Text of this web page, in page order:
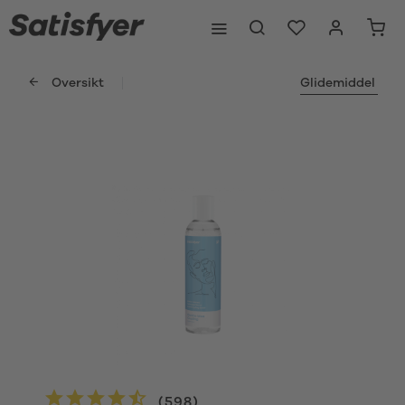
Oversikt Glidemiddel